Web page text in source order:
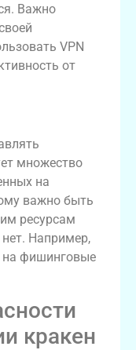
Важно
VPN
от
множество
на
важно быть
ресурсам
Например,
на фишинговые
кракен